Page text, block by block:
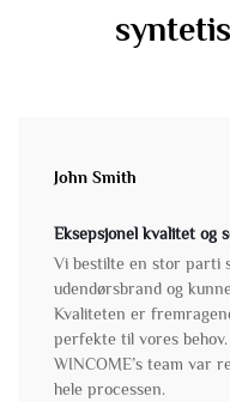
John Smith
Eksepsjonel kvalitet og
Vi bestilte en stor parti
udendørsbrand og
Kvaliteten er
perfekte til vores
WINCOME’s team var
hele processen.